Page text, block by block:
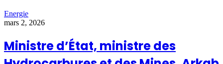
Energie
mars 2, 2026
Ministre d’État, ministre des